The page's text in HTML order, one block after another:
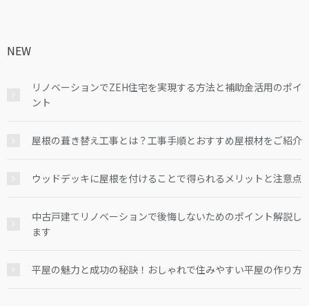
NEW
リノベーションでZEH住宅を実現する方法と補助金活用のポイ
ント
屋根の葺き替え工事とは？工事手順とおすすめ屋根材をご紹介
ウッドデッキに屋根を付けることで得られるメリットと注意点
中古戸建てリノベーションで後悔しないためのポイント解説し
ます
平屋の魅力と成功の秘訣！おしゃれで住みやすい平屋の作り方